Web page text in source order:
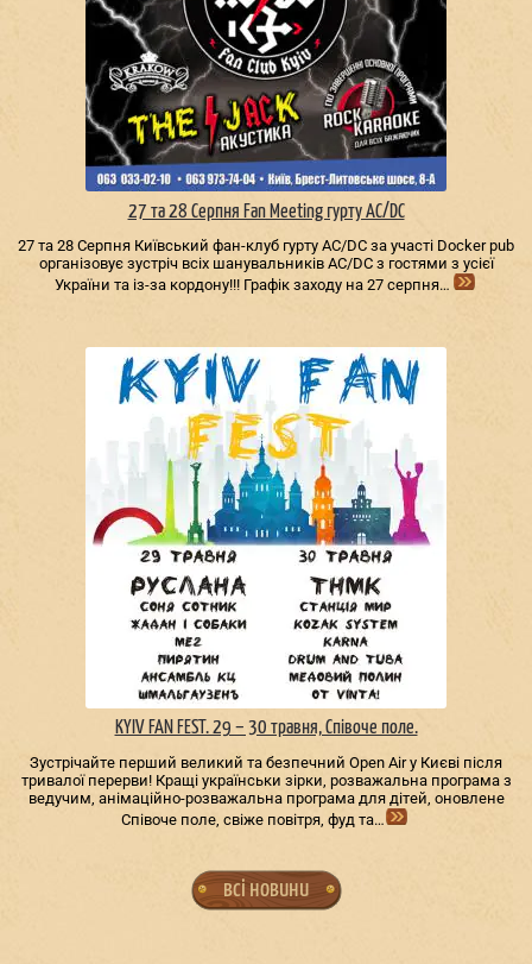
27 та 28 Серпня Fan Meeting гурту AC/DС
27 та 28 Серпня Київський фан-клуб гурту AC/DС за участі Docker pub
організовує зустріч всіх шанувальників AC/DС з гостями з усієї
України та із-за кордону!!! Графік заходу на 27 серпня…
KYIV FAN FEST. 29 – 30 травня, Співоче поле.
Зустрічайте перший великий та безпечний Open Air у Києві після
тривалої перерви! Кращі українськи зірки, розважальна програма з
ведучим, анімаційно-розважальна програма для дітей, оновлене
Співоче поле, свіже повітря, фуд та…
всі новини